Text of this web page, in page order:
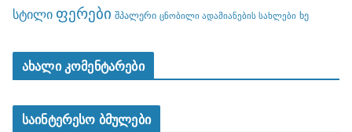
სტილი ფერები შპალერი ცნობილი ადამიანების სახლები ხე
ახალი კომენტარები
საინტერესო ბმულები